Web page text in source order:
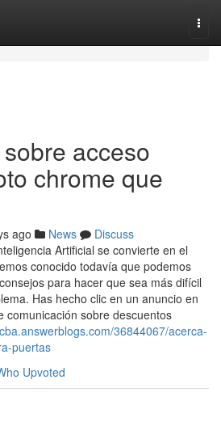
acceso
chrome que
ago News
Discuss
Artificial se convierte en el
conocido todavía que podemos
para hacer que sea más difícil
Has hecho clic en un anuncio en
comunicación sobre descuentos
36844067/acerca-
puertas
Upvoted